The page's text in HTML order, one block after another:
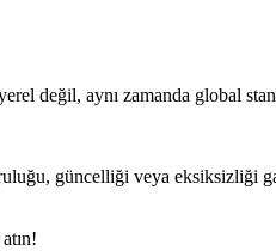
değil, aynı zamanda global
güncelliği veya